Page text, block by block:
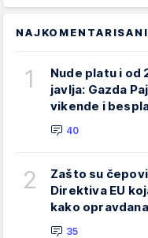
1
Nude platu i od
javlja: Gazda
vikende i
40
2
Zašto su
Direktiva EU
kako opravdana
35